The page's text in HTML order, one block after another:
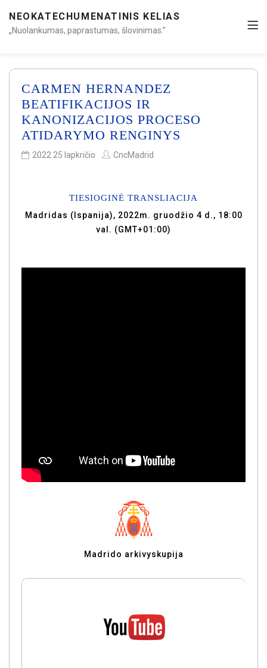
NEOKATECHUMENATINIS KELIAS
„Nuolankumas, paprastumas, šlovinimas.”
CARMEN HERNANDEZ
BEATIFIKACIJOS IR
KANONIZACIJOS PROCESO
ATIDARYMO RENGINYS
2022 25 lapkričio CncMadrid
TIESIOGINĖ TRANSLIACIJA
Madridas (Ispanija), 2022m. gruodžio 4 d., 18:00
val. (GMT+01:00)
Madrido arkivyskupija